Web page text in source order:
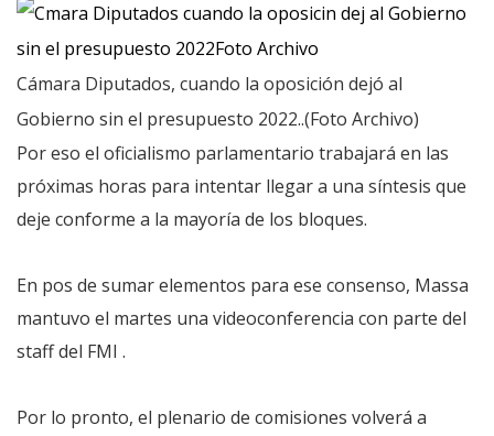
Cámara Diputados, cuando la oposición dejó al
Gobierno sin el presupuesto 2022..(Foto Archivo)
Por eso el oficialismo parlamentario trabajará en las
próximas horas para intentar llegar a una síntesis que
deje conforme a la mayoría de los bloques.
En pos de sumar elementos para ese consenso, Massa
mantuvo el martes una videoconferencia con parte del
staff del FMI .
Por lo pronto, el plenario de comisiones volverá a